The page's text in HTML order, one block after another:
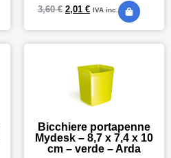
3,60€ 2,01 € IVA inc.
Bicchiere portapenne
Mydesk – 8,7 x 7,4 x 10
cm – verde – Arda